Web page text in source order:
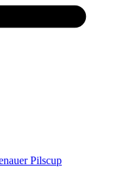
Pilscup